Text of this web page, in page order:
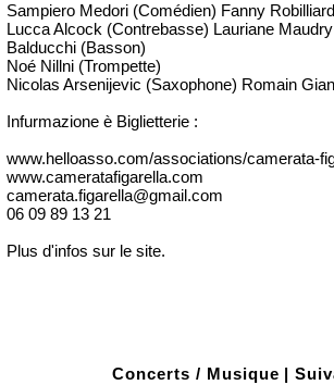
Sampiero Medori (Comédien) Fanny
Lucca Alcock (Contrebasse) Lauriane
Balducchi (Basson)
Noé Nillni (Trompette)
Nicolas Arsenijevic (Saxophone) Romain
Infurmazione è Biglietterie :
www.helloasso.com/associations/camerata-
www.cameratafigarella.com
camerata.figarella@gmail.com
06 09 89 13 21
Plus d'infos sur le site.
Concerts / Musique |